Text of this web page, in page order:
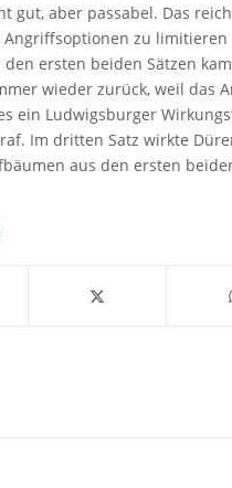
gut, aber passabel. Das
Angriffsoptionen zu
ersten beiden Sätzen
wieder zurück, weil das
ein Ludwigsburger
Im dritten Satz wirkte
aus den ersten